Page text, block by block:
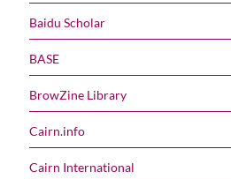
Baidu Scholar
BASE
BrowZine Library
Cairn.info
Cairn International